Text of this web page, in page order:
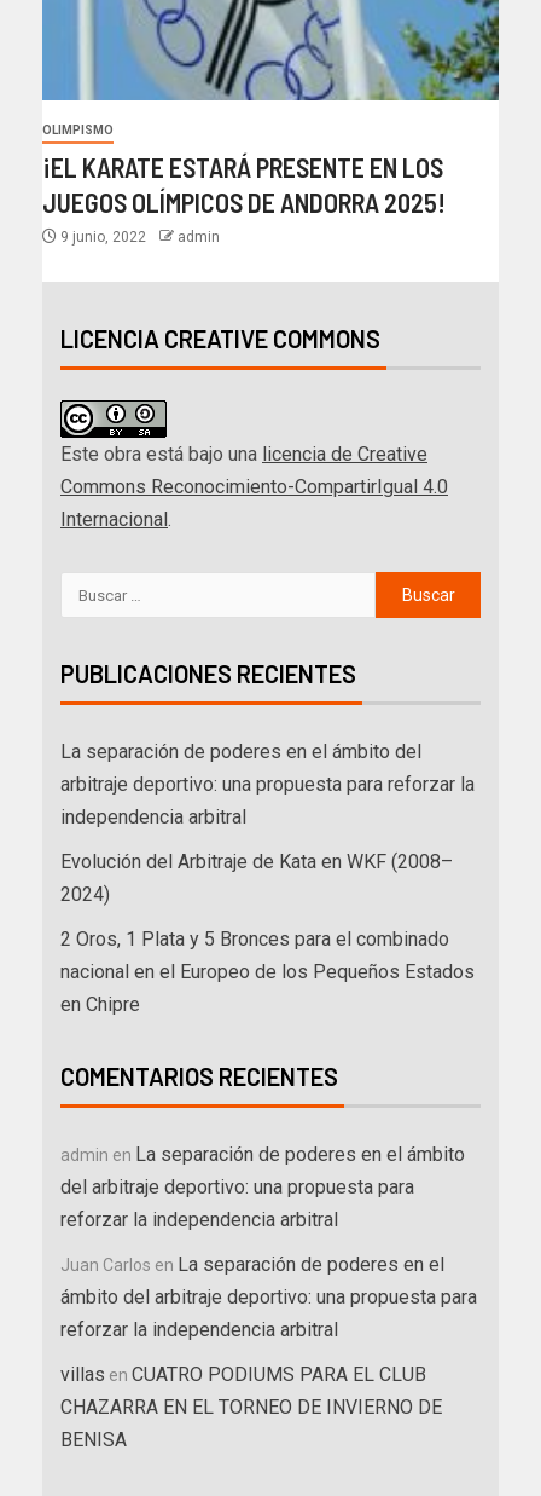
OLIMPISMO
¡EL KARATE ESTARÁ PRESENTE EN LOS
JUEGOS OLÍMPICOS DE ANDORRA 2025!
9 junio, 2022 admin
LICENCIA CREATIVE COMMONS
Este obra está bajo una licencia de Creative
Commons Reconocimiento-CompartirIgual 4.0
Internacional .
PUBLICACIONES RECIENTES
La separación de poderes en el ámbito del
arbitraje deportivo: una propuesta para reforzar la
independencia arbitral
Evolución del Arbitraje de Kata en WKF (2008–
2024)
2 Oros, 1 Plata y 5 Bronces para el combinado
nacional en el Europeo de los Pequeños Estados
en Chipre
COMENTARIOS RECIENTES
admin en La separación de poderes en el ámbito
del arbitraje deportivo: una propuesta para
reforzar la independencia arbitral
Juan Carlos en La separación de poderes en el
ámbito del arbitraje deportivo: una propuesta para
reforzar la independencia arbitral
villas en CUATRO PODIUMS PARA EL CLUB
CHAZARRA EN EL TORNEO DE INVIERNO DE
BENISA